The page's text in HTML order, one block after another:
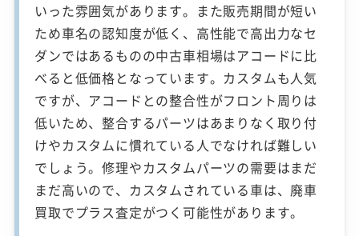
いった雰囲気があります。また販売期間が短い
ため車名の認知度が低く、高性能で高出力なセ
ダンではあるものの中古車相場はアコードに比
べると低価格となっています。カスタムも人気
ですが、アコードとの整合性がフロント周りは
低いため、整合するパーツはあまりなく取り付
けやカスタムに慣れている人でなければ難しい
でしょう。修理やカスタムパーツの需要はまだ
まだ高いので、カスタムされている車は、廃車
買取でプラス査定がつく可能性があります。